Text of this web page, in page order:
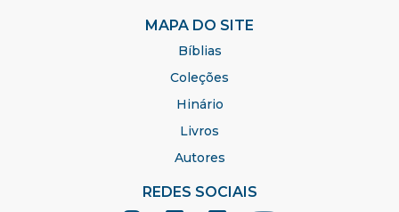
MAPA DO SITE
Bíblias
Coleções
Hinário
Livros
Autores
REDES SOCIAIS